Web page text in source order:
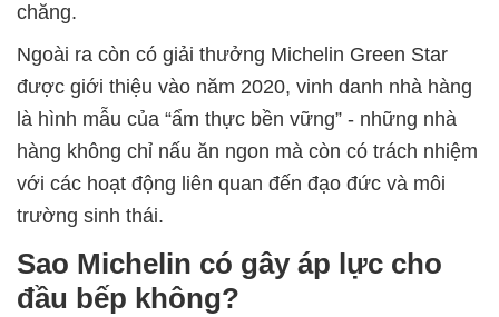
chăng.
Ngoài ra còn có giải thưởng Michelin Green Star
được giới thiệu vào năm 2020, vinh danh nhà hàng
là hình mẫu của “ẩm thực bền vững” - những nhà
hàng không chỉ nấu ăn ngon mà còn có trách nhiệm
với các hoạt động liên quan đến đạo đức và môi
trường sinh thái.
Sao Michelin có gây áp lực cho
đầu bếp không?